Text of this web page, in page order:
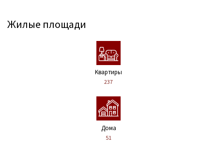
Жилые площади
Kвартиры
237
Дома
51